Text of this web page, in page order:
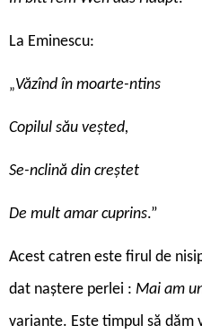
La Eminescu:
„Văzînd în moarte-ntins
Copilul său veșted,
Se-nclină din creștet
De mult amar cuprins.”
Acest catren este firul de
dat naștere perlei : Mai am
variante. Este timpul să dăm